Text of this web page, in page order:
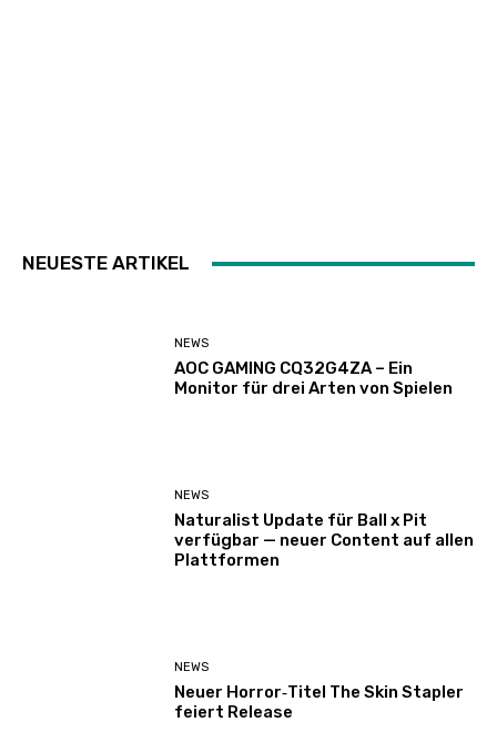
NEUESTE ARTIKEL
NEWS
AOC GAMING CQ32G4ZA – Ein
Monitor für drei Arten von Spielen
NEWS
Naturalist Update für Ball x Pit
verfügbar — neuer Content auf allen
Plattformen
NEWS
Neuer Horror‑Titel The Skin Stapler
feiert Release